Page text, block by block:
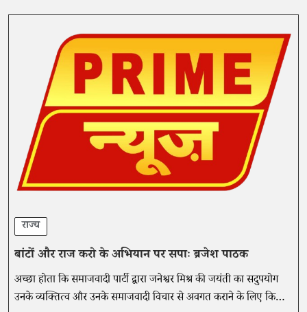
राज्य
बांटों और राज करो के अभियान पर सपाः ब्रजेश पाठक
अच्छा होता कि समाजवादी पार्टी द्वारा जनेश्वर मिश्र की जयंती का सदुपयोग
उनके व्यक्तित्व और उनके समाजवादी विचार से अवगत कराने के लिए किया